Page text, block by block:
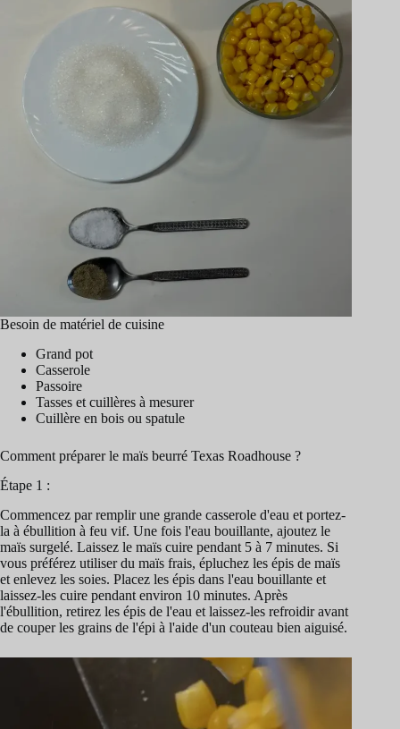
Besoin de matériel de cuisine
Grand pot
Casserole
Passoire
Tasses et cuillères à mesurer
Cuillère en bois ou spatule
Comment préparer le maïs beurré Texas Roadhouse ?
Étape 1 :
Commencez par remplir une grande casserole d'eau et portez-
la à ébullition à feu vif. Une fois l'eau bouillante, ajoutez le
maïs surgelé. Laissez le maïs cuire pendant 5 à 7 minutes. Si
vous préférez utiliser du maïs frais, épluchez les épis de maïs
et enlevez les soies. Placez les épis dans l'eau bouillante et
laissez-les cuire pendant environ 10 minutes. Après
l'ébullition, retirez les épis de l'eau et laissez-les refroidir avant
de couper les grains de l'épi à l'aide d'un couteau bien aiguisé.